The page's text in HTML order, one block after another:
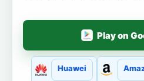
Play on
Huawei